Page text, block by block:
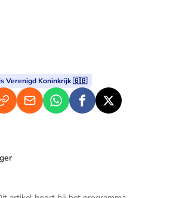
Verenigd Koninkrijk 🇬🇧